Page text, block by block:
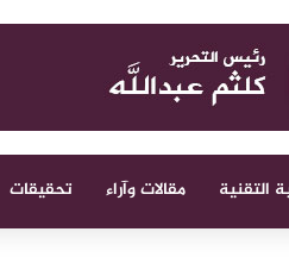
التقنية مقالات وآراء تحقيقات